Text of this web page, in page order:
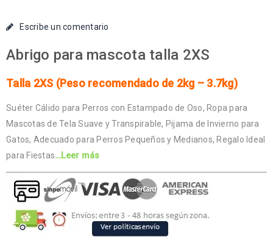
Escribe un comentario
Abrigo para mascota talla 2XS
Talla 2XS (Peso recomendado de 2kg – 3.7kg)
Suéter Cálido para Perros con Estampado de Oso, Ropa para
Mascotas de Tela Suave y Transpirable, Pijama de Invierno para
Gatos, Adecuado para Perros Pequeños y Medianos, Regalo Ideal
para Fiestas…Leer más